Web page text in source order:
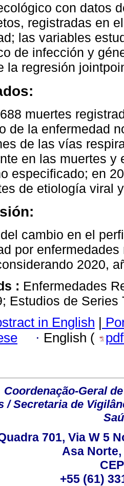
con datos
registradas en
las variables
de infección y
la regresión
muertes
de la enfermedad
de las vías
en las muertes y
especificado; en
de etiología viral
cambio en el
por
2020,
: Enfermedades
Estudios de
in English
· English (
Coordenação-Geral
/ Secretaria de
701, Via W 5
Asa
+55 (61)